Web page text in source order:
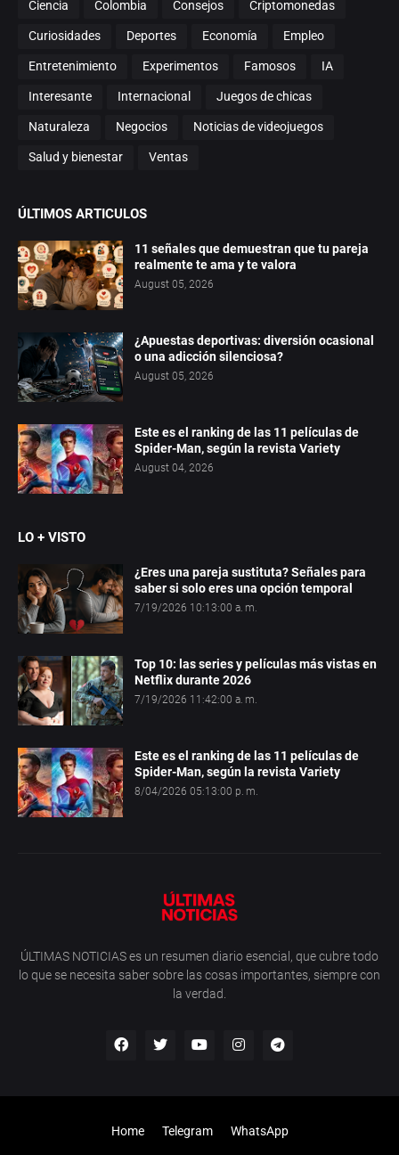
Ciencia Colombia Consejos Criptomonedas
Curiosidades Deportes Economía Empleo
Entretenimiento Experimentos Famosos IA
Interesante Internacional Juegos de chicas
Naturaleza Negocios Noticias de videojuegos
Salud y bienestar Ventas
ÚLTIMOS ARTICULOS
11 señales que demuestran que tu pareja
realmente te ama y te valora
August 05, 2026
¿Apuestas deportivas: diversión ocasional
o una adicción silenciosa?
August 05, 2026
Este es el ranking de las 11 películas de
Spider-Man, según la revista Variety
August 04, 2026
LO + VISTO
¿Eres una pareja sustituta? Señales para
saber si solo eres una opción temporal
7/19/2026 10:13:00 a. m.
Top 10: las series y películas más vistas en
Netflix durante 2026
7/19/2026 11:42:00 a. m.
Este es el ranking de las 11 películas de
Spider-Man, según la revista Variety
8/04/2026 05:13:00 p. m.
ÚLTIMAS NOTICIAS es un resumen diario esencial, que cubre todo
lo que se necesita saber sobre las cosas importantes, siempre con
la verdad.
Home Telegram WhatsApp